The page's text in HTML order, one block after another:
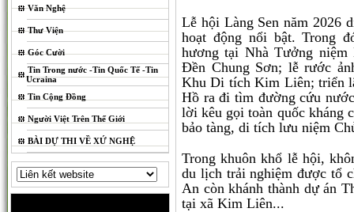
Văn Nghệ
Thư Viện
Góc Cười
Tin Trong nước -Tin Quốc Tế -Tin
Ucraina
Tin Cộng Đồng
Người Việt Trên Thế Giới
BÀI DỰ THI VỀ XỨ NGHỆ
Lễ hội Làng Sen năm 2026
hoạt động nổi bật. Trong
hương tại Nhà Tưởng
Đền Chung Sơn; lễ rước
Khu Di tích Kim Liên; triển
Hồ ra đi tìm đường cứu
lời kêu gọi toàn quốc kháng
bảo tàng, di tích lưu niệm
Trong khuôn khổ lễ hội,
du lịch trải nghiệm được tổ
An còn khánh thành dự án
tại xã Kim Liên...